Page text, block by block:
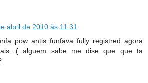
abril de 2010 às 11:31
pow antis funfava fully registred agora
:( alguem sabe me dise que que ta